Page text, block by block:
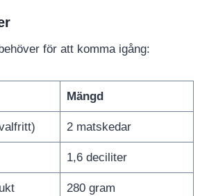
för att komma igång:
Mängd
2 matskedar
1,6 deciliter
280 gram